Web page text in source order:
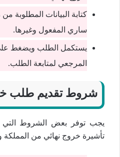
كتابة البيانات المطلوبة
ساري المفعول وغيرها.
يستكمل الطلب ويضغط
المرجعي لمتابعة الطلب.
شروط تقديم طلب
يجب توفر بعض الشروط
تأشيرة خروج نهائي من